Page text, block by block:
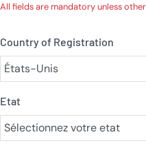
All fields are mandatory unless
Country of Registration
Etat